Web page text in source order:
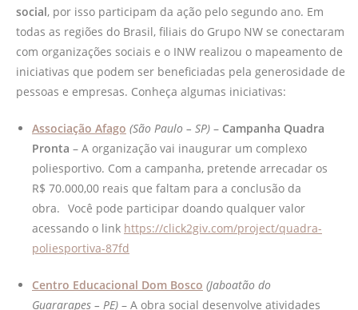
social, por isso participam da ação pelo segundo ano. Em
todas as regiões do Brasil, filiais do Grupo NW se conectaram
com organizações sociais e o INW realizou o mapeamento de
iniciativas que podem ser beneficiadas pela generosidade de
pessoas e empresas. Conheça algumas iniciativas:
Associação Afago (São Paulo – SP) – Campanha Quadra
Pronta – A organização vai inaugurar um complexo
poliesportivo. Com a campanha, pretende arrecadar os
R$ 70.000,00 reais que faltam para a conclusão da
obra.⠀Você pode participar doando qualquer valor
acessando o link https://click2giv.com/project/quadra-
poliesportiva-87fd
Centro Educacional Dom Bosco (Jaboatão do
Guararapes – PE) – A obra social desenvolve atividades